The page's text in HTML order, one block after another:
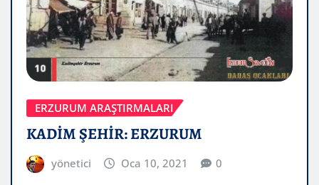
ERZURUM ARAŞTIRMALARI
KADİM ŞEHİR: ERZURUM
yönetici Oca 10, 2021 0